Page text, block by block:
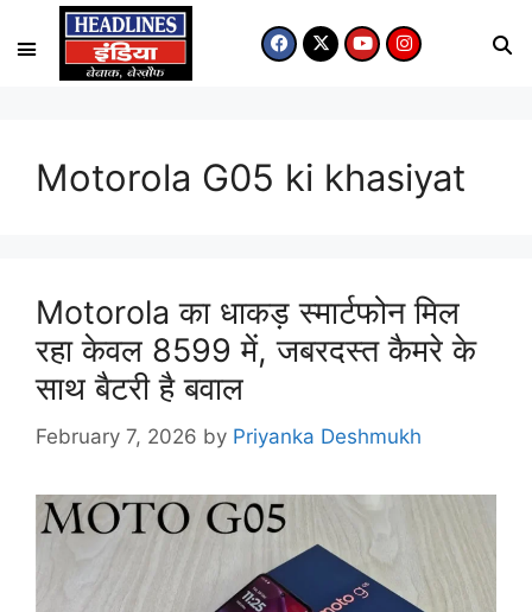
Motorola G05 ki khasiyat
Motorola का धाकड़ स्मार्टफोन मिल
रहा केवल 8599 में, जबरदस्त कैमरे के
साथ बैटरी है बवाल
February 7, 2026 by Priyanka Deshmukh